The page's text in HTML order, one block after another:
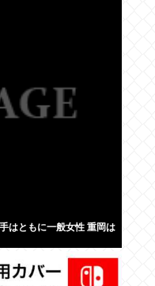
はともに一般女性 重岡は